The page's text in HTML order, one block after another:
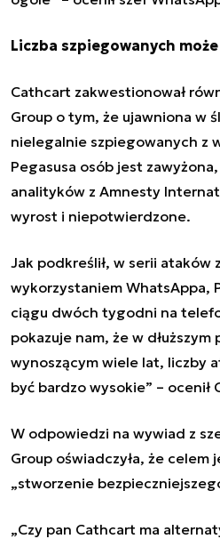
Liczba szpiegowanych może
Cathcart zakwestionował
Group o tym, że ujawniona w
nielegalnie szpiegowanych z
Pegasusa osób jest
analityków z Amnesty
wyrost i niepotwierdzone.
Jak podkreślił, w serii ataków
wykorzystaniem WhatsAppa,
ciągu dwóch tygodni na
pokazuje nam, że w
wynoszącym wiele lat, liczby
być bardzo wysokie” – ocenił
W odpowiedzi na wywiad z
Group oświadczyła, że celem
„stworzenie
„Czy pan Cathcart ma